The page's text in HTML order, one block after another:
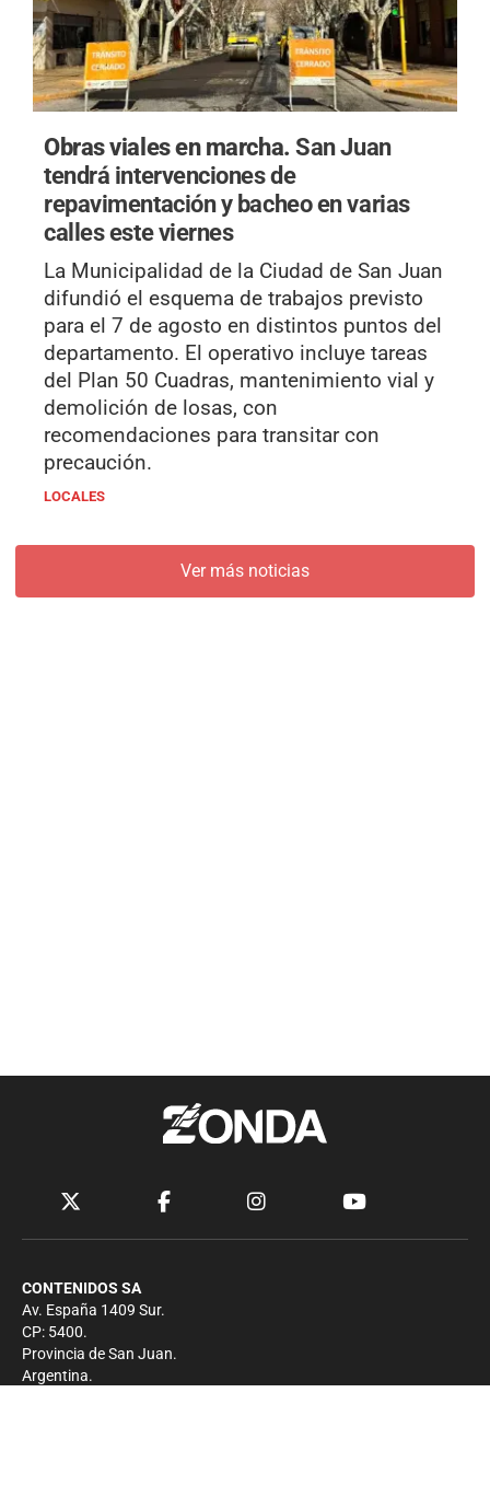
Obras viales en marcha.San Juan
tendrá intervenciones de
repavimentación y bacheo en varias
calles este viernes
La Municipalidad de la Ciudad de San Juan
difundió el esquema de trabajos previsto
para el 7 de agosto en distintos puntos del
departamento. El operativo incluye tareas
del Plan 50 Cuadras, mantenimiento vial y
demolición de losas, con
recomendaciones para transitar con
precaución.
LOCALES
Ver más noticias
CONTENIDOS SA
Av. España 1409 Sur.
CP: 5400.
Provincia de San Juan.
Argentina.